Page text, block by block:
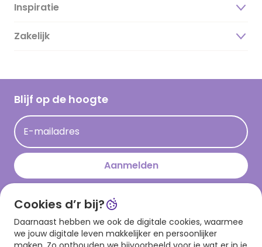
Over ons
Duurzaamheid
Hallmark Kaartclub
Acties
Persberichten
Hallmark en Kinderpostzegels
Inspiratie
Magazine
Cadeau inspiratie
Kaartinspiratie
Zakelijk
Blijf op de hoogte
E-mailadres
Aanmelden
Download onze app
Cookies d’r bij?
Daarnaast hebben we ook de digitale cookies, waarmee
we jouw digitale leven makkelijker en persoonlijker